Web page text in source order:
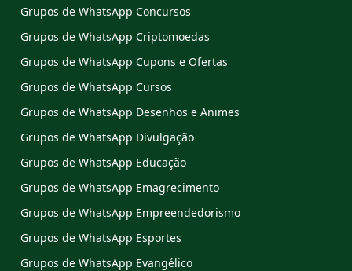
Grupos de WhatsApp Concursos
Grupos de WhatsApp Criptomoedas
Grupos de WhatsApp Cupons e Ofertas
Grupos de WhatsApp Cursos
Grupos de WhatsApp Desenhos e Animes
Grupos de WhatsApp Divulgação
Grupos de WhatsApp Educação
Grupos de WhatsApp Emagrecimento
Grupos de WhatsApp Empreendedorismo
Grupos de WhatsApp Esportes
Grupos de WhatsApp Evangélico